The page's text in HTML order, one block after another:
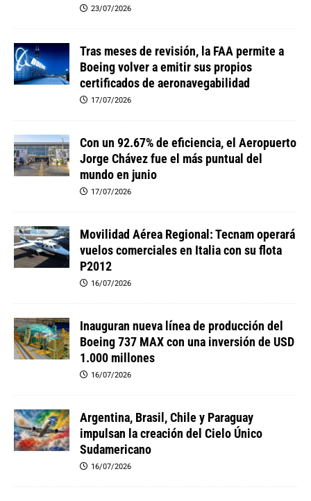
23/07/2026
Tras meses de revisión, la FAA permite a
Boeing volver a emitir sus propios
certificados de aeronavegabilidad
17/07/2026
Con un 92.67% de eficiencia, el Aeropuerto
Jorge Chávez fue el más puntual del
mundo en junio
17/07/2026
Movilidad Aérea Regional: Tecnam operará
vuelos comerciales en Italia con su flota
P2012
16/07/2026
Inauguran nueva línea de producción del
Boeing 737 MAX con una inversión de USD
1.000 millones
16/07/2026
Argentina, Brasil, Chile y Paraguay
impulsan la creación del Cielo Único
Sudamericano
16/07/2026